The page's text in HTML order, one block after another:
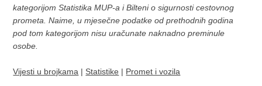
kategorijom Statistika MUP-a i Bilteni o sigurnosti cestovnog
prometa. Naime, u mjesečne podatke od prethodnih godina
pod tom kategorijom nisu uračunate naknadno preminule
osobe. ​
Vijesti u brojkama | Statistike | Promet i vozila